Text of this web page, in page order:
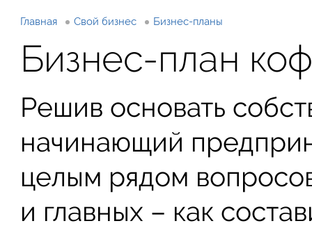
Главная Свой бизнес Бизнес-планы
Бизнес-план
Решив основать
начинающий
целым рядом
и главных – как